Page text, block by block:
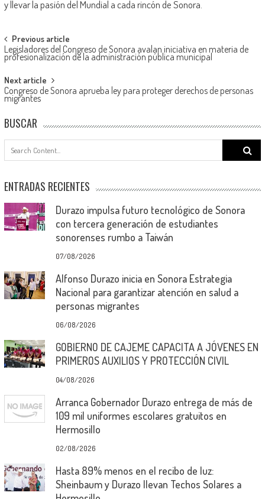
y llevar la pasión del Mundial a cada rincón de Sonora.
Post
navigation
Previous article
Legisladores del Congreso de Sonora avalan iniciativa en materia de
profesionalización de la administración pública municipal
Next article
Congreso de Sonora aprueba ley para proteger derechos de personas
migrantes
BUSCAR
Search
for:
ENTRADAS RECIENTES
Durazo impulsa futuro tecnológico de Sonora
con tercera generación de estudiantes
sonorenses rumbo a Taiwán
07/08/2026
Alfonso Durazo inicia en Sonora Estrategia
Nacional para garantizar atención en salud a
personas migrantes
06/08/2026
GOBIERNO DE CAJEME CAPACITA A JÓVENES EN
PRIMEROS AUXILIOS Y PROTECCIÓN CIVIL
04/08/2026
Arranca Gobernador Durazo entrega de más de
109 mil uniformes escolares gratuitos en
Hermosillo
02/08/2026
Hasta 89% menos en el recibo de luz:
Sheinbaum y Durazo llevan Techos Solares a